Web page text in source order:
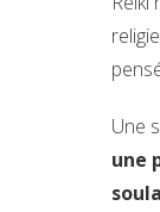
Une
une